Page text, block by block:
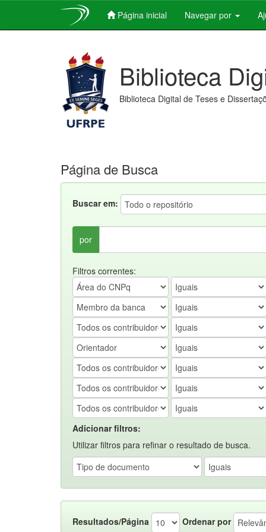
Página inicial Navegar por
Biblioteca
Biblioteca Digital de Teses e
Página de Busca
Buscar em:
por
Filtros correntes:
Adicionar filtros:
Utilizar filtros para refinar o resultado de busca.
Resultados/Página Ordenar por